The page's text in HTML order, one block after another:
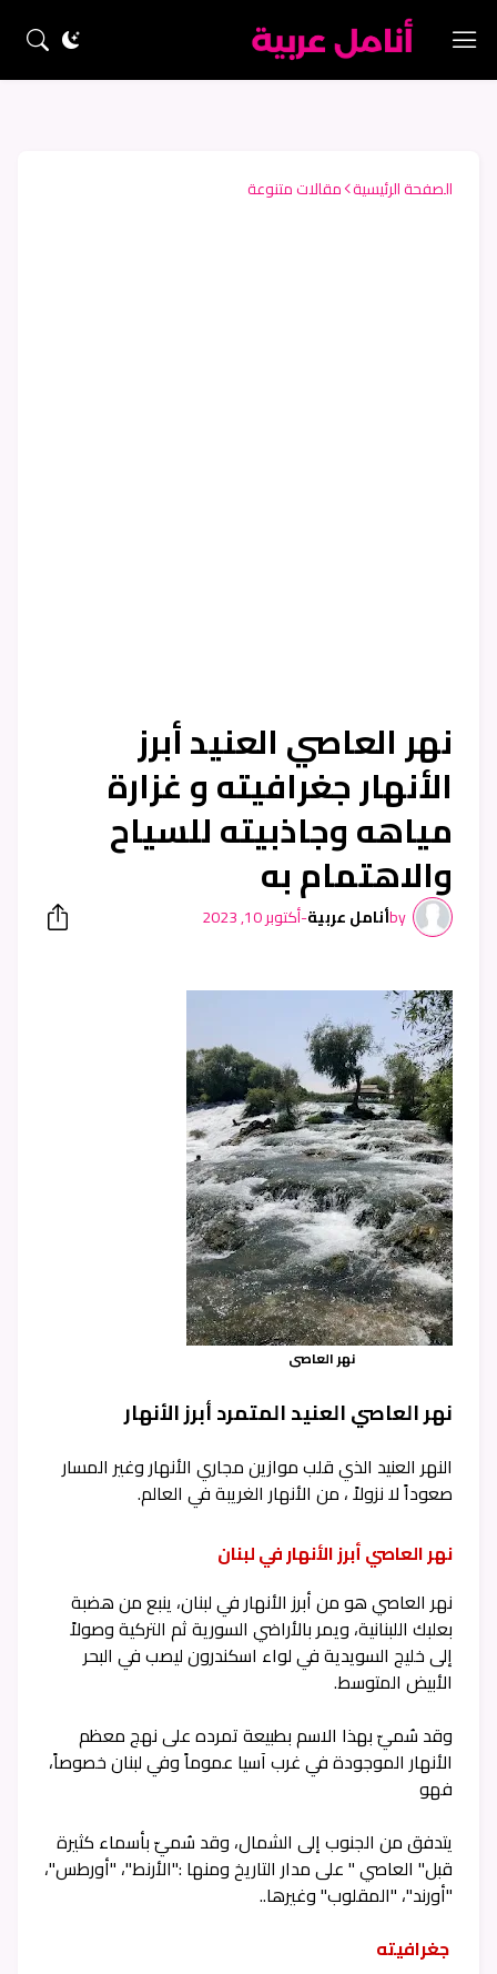
الصفحة الرئيسية مقالات متنوعة
نهر العاصي العنيد أبرز
الأنهار جغرافيته و غزارة
مياهه وجاذبيته للسياح
والاهتمام به
byأنامل عربية-أكتوبر 10, 2023
نهر العاصي
نهر العاصي العنيد المتمرد أبرز الأنهار
النهر العنيد الذي قلب موازين مجاري الأنهار وغير المسار
صعوداً لا نزولاً ، من الأنهار الغريبة في العالم.
نهر العاصي أبرز الأنهار في لبنان
نهر العاصي هو من أبرز الأنهار في لبنان، ينبع من هضبة
بعلبك اللبنانية، ويمر بالأراضي السورية ثم التركية وصولاً
إلى خليج السويدية في لواء اسكندرون ليصب في البحر
الأبيض المتوسط.
وقد سُميّ بهذا الاسم بطبيعة تمرده على نهج معظم
الأنهار الموجودة في غرب آسيا عموماً وفي لبنان خصوصاً،
فهو
يتدفق من الجنوب إلى الشمال، وقد سُميّ بأسماء كثيرة
قبل" العاصي " على مدار التاريخ ومنها :"الأرنط"، "أورطس"،
"أورند"، "المقلوب" وغيرها..
جغرافيته